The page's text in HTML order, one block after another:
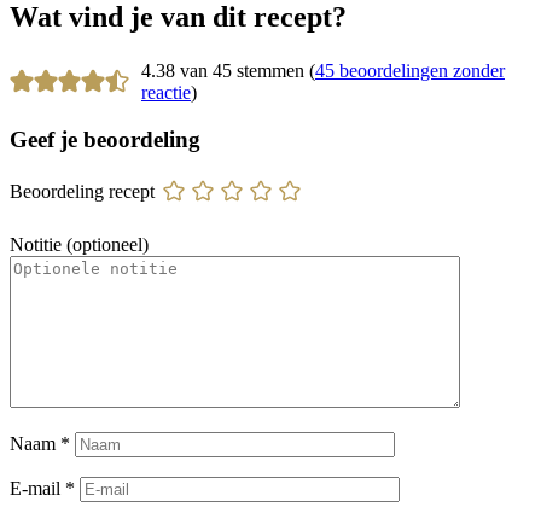
Wat vind je van dit recept?
4.38 van 45 stemmen (45 beoordelingen zonder
reactie)
Geef je beoordeling
Beoordeling recept
Notitie (optioneel)
Naam *
E-mail *